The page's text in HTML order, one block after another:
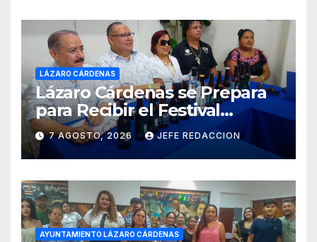
LÁZARO CÁRDENAS
Lázaro Cárdenas se Prepara
para Recibir el Festival
Internacional de la Cerveza
Costa de Michoacán 2026
7 AGOSTO, 2026 JEFE REDACCION
AYUNTAMIENTO LÁZARO CÁRDENAS